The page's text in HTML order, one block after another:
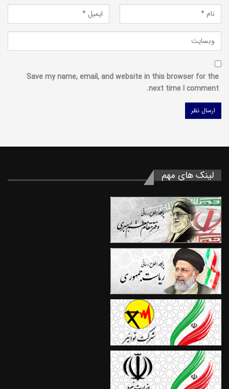
Save my name, email, and website in this browser for the
next time I comment.
لینک های مهم